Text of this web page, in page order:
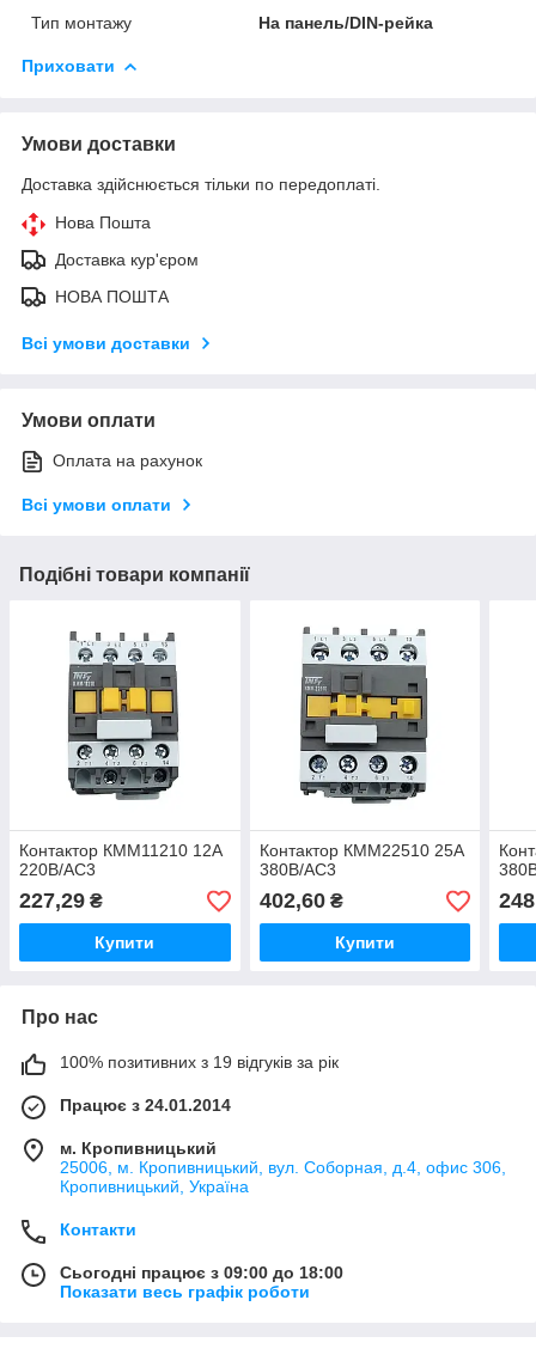
Тип монтажу
На панель/DIN-рейка
Приховати
Умови доставки
Доставка здійснюється тільки по передоплаті.
Нова Пошта
Доставка кур'єром
НОВА ПОШТА
Всі умови доставки
Умови оплати
Оплата на рахунок
Всі умови оплати
Подібні товари компанії
Контактор КММ11210 12А
220В/АС3
227,29 ₴
Купити
Контактор КММ22510 25А
380В/АС3
402,60₴
Купити
Про нас
100% позитивних з 19 відгуків за рік
Працює з 24.01.2014
м. Кропивницький
25006, м. Кропивницький, вул. Соборная, д.4, офис 306,
Кропивницький, Україна
Контакти
Сьогодні працює з 09:00 до 18:00
Показати весь графік роботи